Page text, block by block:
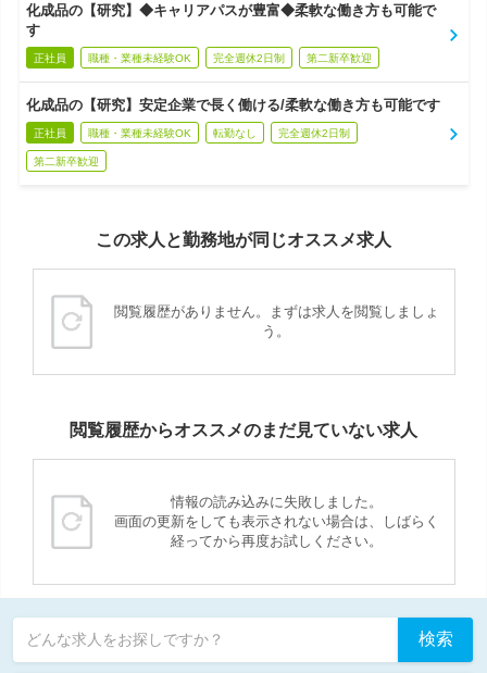
化成品の【研究】◆キャリアパスが豊富◆柔軟な働き方も可能で
す
正社員 職種・業種未経験OK 完全週休2日制 第二新卒歓迎
化成品の【研究】安定企業で長く働ける/柔軟な働き方も可能です
正社員 職種・業種未経験OK 転勤なし 完全週休2日制
第二新卒歓迎
この求人と勤務地が同じオススメ求人
閲覧履歴がありません。まずは求人を閲覧しましょ
う。
閲覧履歴からオススメのまだ見ていない求人
情報の読み込みに失敗しました。
画面の更新をしても表示されない場合は、しばらく
経ってから再度お試しください。
どんな求人をお探しですか？ 検索